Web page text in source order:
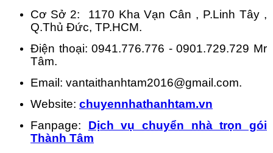
Cơ Sở 2: 1170 Kha Vạn Cân , P.Linh Tây ,
Q.Thủ Đức, TP.HCM.
Điện thoại: 0941.776.776 - 0901.729.729 Mr
Tâm.
Email: vantaithanhtam2016@gmail.com.
Website: chuyennhathanhtam.vn
Fanpage: Dịch vụ chuyển nhà trọn gói
Thành Tâm